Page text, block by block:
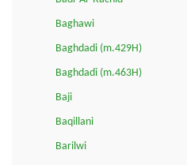
Baghawi
Baghdadi (m.429H)
Baghdadi (m.463H)
Baji
Baqillani
Barilwi